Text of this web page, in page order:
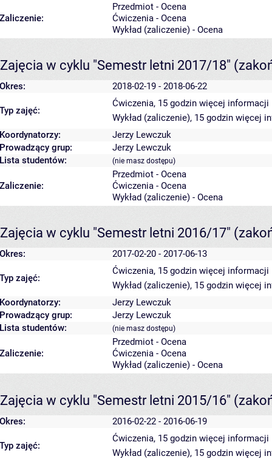
Zaliczenie:
Przedmiot - Ocena
Ćwiczenia - Ocena
Wykład (zaliczenie) - Ocena
Zajęcia w cyklu "Semestr letni 2017/18"
Okres: 2018-02-19 - 2018-06-22
Typ zajęć:
Ćwiczenia, 15 godzin więcej informacji
Wykład (zaliczenie), 15 godzin więcej
Koordynatorzy:
Jerzy Lewczuk
Prowadzący grup:
Jerzy Lewczuk
Lista studentów:
(nie masz dostępu)
Zaliczenie:
Przedmiot - Ocena
Ćwiczenia - Ocena
Wykład (zaliczenie) - Ocena
Zajęcia w cyklu "Semestr letni 2016/17"
Okres: 2017-02-20 - 2017-06-13
Typ zajęć:
Ćwiczenia, 15 godzin więcej informacji
Wykład (zaliczenie), 15 godzin więcej
Koordynatorzy:
Jerzy Lewczuk
Prowadzący grup:
Jerzy Lewczuk
Lista studentów:
(nie masz dostępu)
Zaliczenie:
Przedmiot - Ocena
Ćwiczenia - Ocena
Wykład (zaliczenie) - Ocena
Zajęcia w cyklu "Semestr letni 2015/16"
Okres: 2016-02-22 - 2016-06-19
Typ zajęć:
Ćwiczenia, 15 godzin więcej informacji
Wykład (zaliczenie), 15 godzin więcej